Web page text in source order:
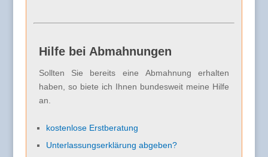
Hilfe bei Abmahnungen
Sollten Sie bereits eine Abmahnung erhalten
haben, so biete ich Ihnen bundesweit meine Hilfe
an.
kostenlose Erstberatung
Unterlassungserklärung abgeben?